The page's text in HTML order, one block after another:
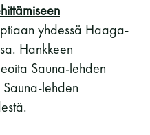
yhdessä Haaga-
Hankkeen
Sauna-lehden
lehden